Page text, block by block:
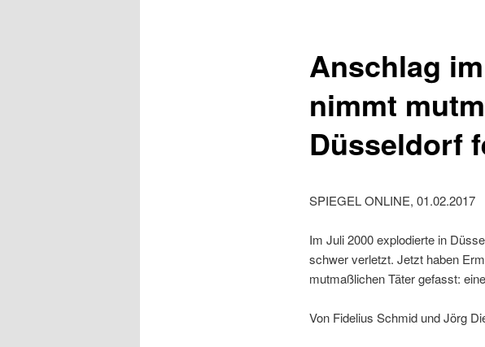
Anschlag
nimmt
Düsseldorf
SPIEGEL ONLINE, 01.02.2017
Im Juli 2000 explodierte in
schwer verletzt. Jetzt haben
mutmaßlichen Täter gefasst:
Von Fidelius Schmid und Jörg